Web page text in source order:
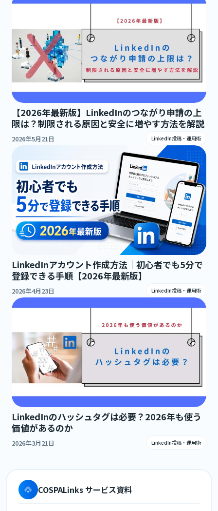
【2026年最新版】LinkedInのつながり申請の上
限は？制限される原因と安全に増やす方法を解説
2026年5月21日 LinkedIn投稿・運用術
LinkedInアカウント作成方法｜初心者でも5分で
登録できる手順【2026年最新版】
2026年4月23日 LinkedIn投稿・運用術
LinkedInのハッシュタグは必要？2026年も使う
価値があるのか
2026年3月21日 LinkedIn投稿・運用術
COSPALinks サービス資料